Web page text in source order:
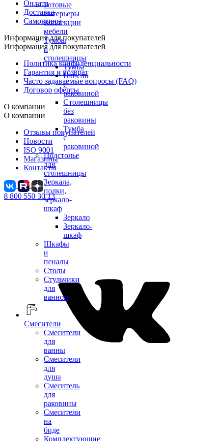
Готовые
интерьеры
Коллекции
мебели
Тумбы
и
столешницы
Тумба
Панель
с
раковиной
Столешницы
без
раковины
Тумба
с
раковиной
Подстолье
для
столешницы
Зеркала,
полки,
зеркало-
шкаф
Зеркало
Зеркало-
шкаф
Шкафы
и
пеналы
Столы
Стульчики
для
ванной
Смесители
Смесители
для
ванны
Смесители
для
душа
Смеситель
для
раковины
Смесители
на
биде
Комплектующие
Оплата
Доставка
Самовывоз
Информация для покупателей
Информация для покупателей
Политика конфиденциальности
Гарантия и возврат
Часто задаваемые вопросы (FAQ)
Договор оферты
О компании
О компании
Отзывы покупателей
Новости
ISO 9001
Магазины
Контакты
8 800 550 30 13